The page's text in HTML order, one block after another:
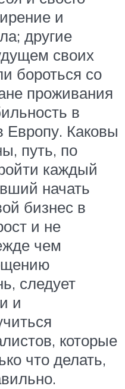
и
другие
своих
бороться со
проживания
в
Европу. Каковы
путь, по
каждый
начать
бизнес в
и не
чем
следует
и
которые
что делать,